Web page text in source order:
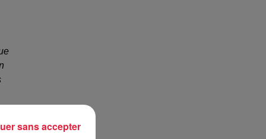
sans accepter